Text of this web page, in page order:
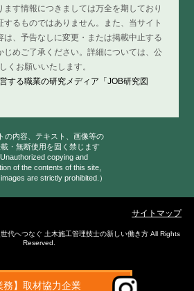
務】取材協力企業
ます情報につきましては万全を期しており
するものではありません。また、当サイト
は、予告なしに変更・または掲載中止する
じめご了承ください。詳細については、公
くお願いいたします。
する職業の研究メディア「JOB研究図
の内容、テキスト、画像等の
・無断使用を固く禁じます
Unauthorized copying and
of the contents of this site,
are strictly prohibited.）
サイトマップ
代へつなぐ 土木施工管理技士の新しい働き方All Rights
Reserved.